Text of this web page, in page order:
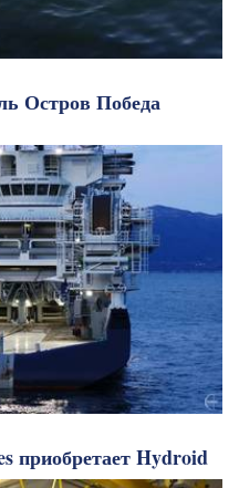
Остров Победа
приобретает Hydroid